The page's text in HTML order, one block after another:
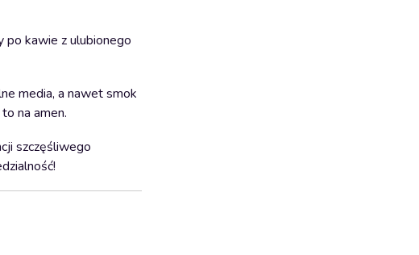
po kawie z ulubionego
media, a nawet smok
na amen.
szczęśliwego